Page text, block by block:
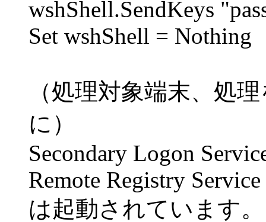
wshShell.SendKeys
Set wshShell = Nothing
（処理対象端末、処
に）
Secondary Logon
Remote Registry Service
は起動されています。